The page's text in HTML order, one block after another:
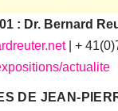
: Dr. Bernard
| +
actualite
DE JEAN-